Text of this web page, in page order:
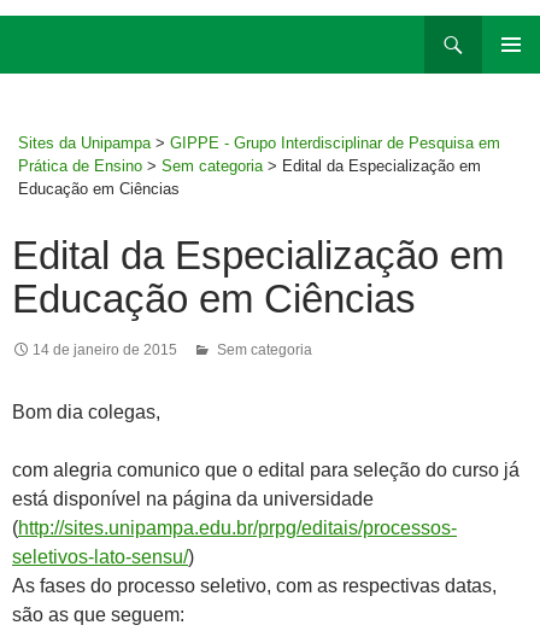
Sites da Unipampa > GIPPE - Grupo Interdisciplinar de Pesquisa em
Prática de Ensino > Sem categoria > Edital da Especialização em
Educação em Ciências
Edital da Especialização em
Educação em Ciências
14 de janeiro de 2015 Sem categoria
Bom dia colegas,
com alegria comunico que o edital para seleção do curso já
está disponível na página da universidade
(http://sites.unipampa.edu.br/prpg/editais/processos-
seletivos-lato-sensu/)
As fases do processo seletivo, com as respectivas datas,
são as que seguem: